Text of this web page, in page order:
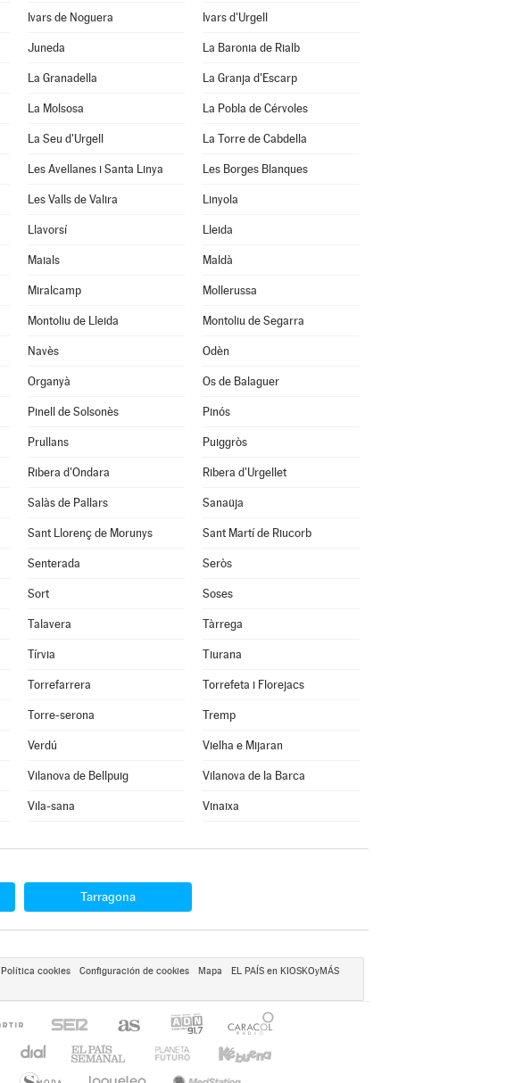
Ivars de Noguera Ivars d'Urgell
Juneda La Baronia de Rialb
La Granadella La Granja d'Escarp
La Molsosa La Pobla de Cérvoles
La Seu d'Urgell La Torre de Cabdella
Les Avellanes i Santa Linya Les Borges Blanques
Les Valls de Valira Linyola
Llavorsí Lleida
Maials Maldà
Miralcamp Mollerussa
Montoliu de Lleida Montoliu de Segarra
Navès Odèn
Organyà Os de Balaguer
Pinell de Solsonès Pinós
Prullans Puiggròs
Ribera d'Ondara Ribera d'Urgellet
Salàs de Pallars Sanaüja
Sant Llorenç de Morunys Sant Martí de Riucorb
Senterada Seròs
Sort Soses
Talavera Tàrrega
Tírvia Tiurana
Torrefarrera Torrefeta i Florejacs
Torre-serona Tremp
Verdú Vielha e Mijaran
Vilanova de Bellpuig Vilanova de la Barca
Vila-sana Vinaixa
Tarragona
Política cookies Configuración de cookies Mapa
EL PAÍS en KIOSKOyMÁS